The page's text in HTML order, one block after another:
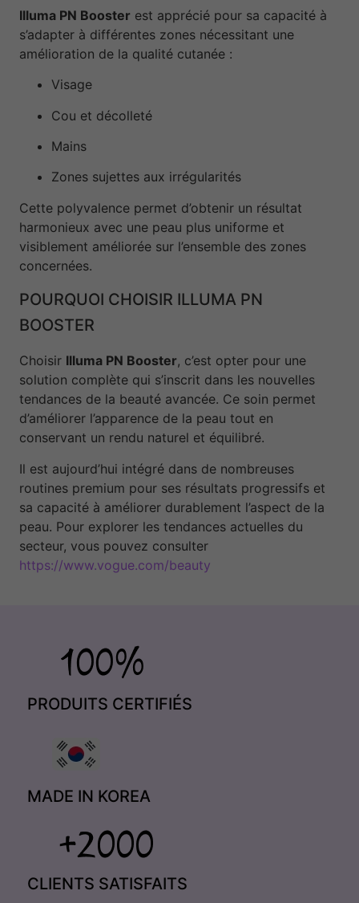
Illuma PN Booster est apprécié pour sa capacité à
s’adapter à différentes zones nécessitant une
amélioration de la qualité cutanée :
Visage
Cou et décolleté
Mains
Zones sujettes aux irrégularités
Cette polyvalence permet d’obtenir un résultat
harmonieux avec une peau plus uniforme et
visiblement améliorée sur l’ensemble des zones
concernées.
POURQUOI CHOISIR ILLUMA PN
BOOSTER
Choisir Illuma PN Booster, c’est opter pour une
solution complète qui s’inscrit dans les nouvelles
tendances de la beauté avancée. Ce soin permet
d’améliorer l’apparence de la peau tout en
conservant un rendu naturel et équilibré.
Il est aujourd’hui intégré dans de nombreuses
routines premium pour ses résultats progressifs et
sa capacité à améliorer durablement l’aspect de la
peau. Pour explorer les tendances actuelles du
secteur, vous pouvez consulter
https://www.vogue.com/beauty
PRODUITS CERTIFIÉS
MADE IN KOREA
CLIENTS SATISFAITS